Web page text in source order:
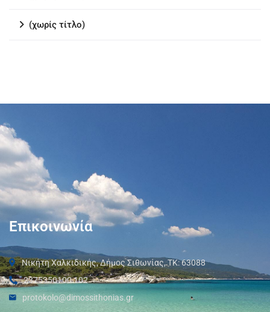
(χωρίς τίτλο)
Επικοινωνία
Νικήτη Χαλκιδικής, Δήμος Σιθωνίας, ΤΚ: 63088
2375350100 102
protokolo@dimossithonias.gr